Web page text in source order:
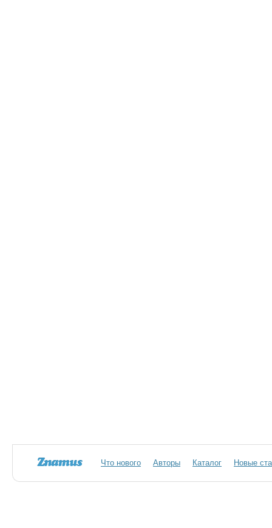
Что нового Авторы Каталог Новые